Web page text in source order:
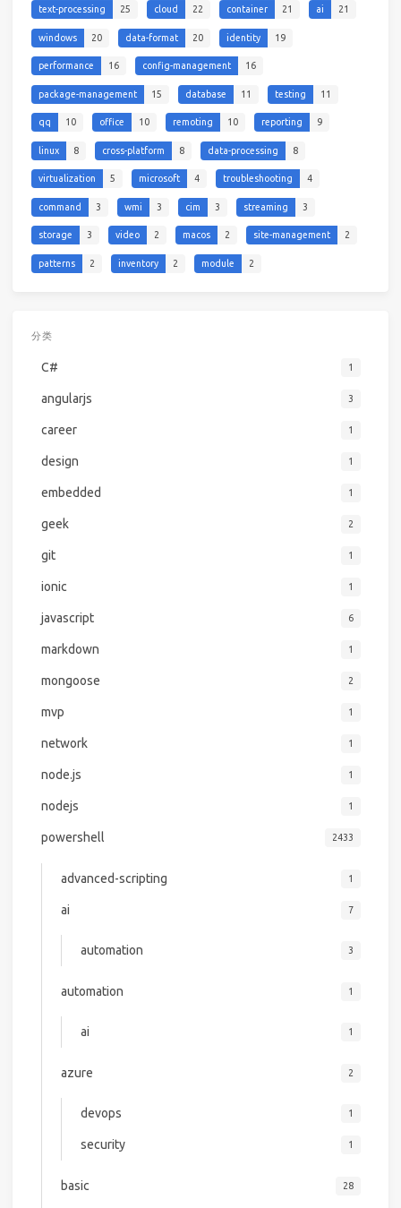
text-processing 25 cloud 22 container 21 ai 21
windows 20 data-format 20 identity 19
performance 16 config-management 16
package-management 15 database 11 testing 11
qq 10 office 10 remoting 10 reporting 9
linux 8 cross-platform 8 data-processing 8
virtualization 5 microsoft 4 troubleshooting 4
command 3 wmi 3 cim 3 streaming 3
storage 3 video 2 macos 2 site-management 2
patterns 2 inventory 2 module 2
分类
C# 1
angularjs 3
career 1
design 1
embedded 1
geek 2
git 1
ionic 1
javascript 6
markdown 1
mongoose 2
mvp 1
network 1
node.js 1
nodejs 1
powershell 2433
advanced-scripting 1
ai 7
automation 3
automation 1
ai 1
azure 2
devops 1
security 1
basic 28